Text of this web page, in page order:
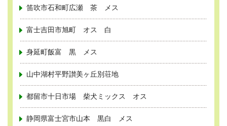
笛吹市石和町広瀬 茶 メス
富士吉田市旭町 オス 白
身延町飯富 黒 メス
山中湖村平野讃美ヶ丘別荘地
都留市十日市場 柴犬ミックス オス
静岡県富士宮市山本 黒白 メス